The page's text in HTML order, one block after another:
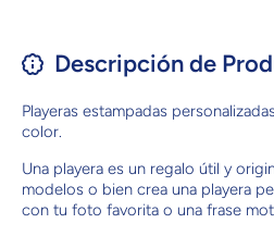
Descripción de
Playeras estampadas
color.
Una playera es un regalo útil y
modelos o bien crea una playera
con tu foto favorita o una frase